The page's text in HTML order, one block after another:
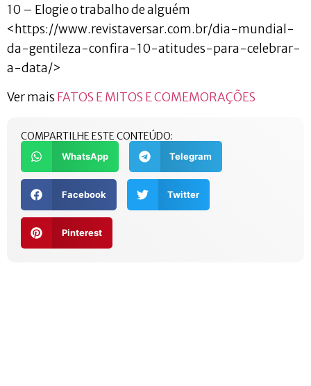
10 – Elogie o trabalho de alguém
<https://www.revistaversar.com.br/dia-mundial-
da-gentileza-confira-10-atitudes-para-celebrar-
a-data/>
Ver mais FATOS E MITOS E COMEMORAÇÕES
COMPARTILHE ESTE CONTEÚDO:
WhatsApp Telegram
Facebook Twitter
Pinterest